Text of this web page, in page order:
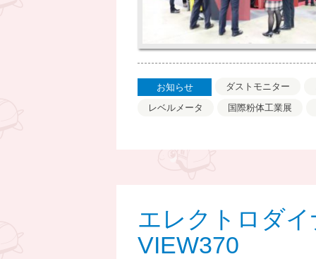
お知らせ ダストモニター
レベルメータ
国際粉体工業展
エレクトロダ
VIEW370